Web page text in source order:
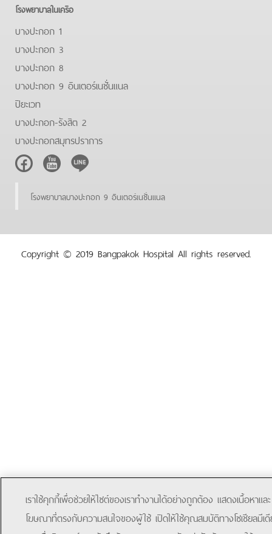
โรงพยาบาลในเครือ
บางปะกอก 1
บางปะกอก 3
บางปะกอก 8
บางปะกอก 9 อินเตอร์เนชั่นแนล
ปิยะเวท
บางปะกอก-รังสิต 2
บางปะกอกสมุทรปราการ
FacebookYoutubeLine
โรงพยาบาลบางปะกอก 9 อินเตอร์เนชั่นแนล
Copyright © 2019 Bangpakok Hospital All rights reserved.
เราใช้คุกกี้เพื่อช่วยให้ไซต์ของเราทำงานได้อย่างถูกต้อง แสดงเนื้อหาและ
โฆษณาที่ตรงกับความสนใจของผู้ใช้ เปิดให้ใช้คุณสมบัติทางโซเชียลมีเ